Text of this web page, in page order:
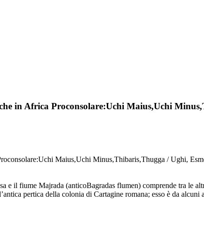
in Africa Proconsolare:Uchi Maius,Uchi
Maius,Uchi Minus,Thibaris,Thugga / Ughi,
e il fiume Majrada (anticoBagradas flumen) comprende tra
pertica della colonia di Cartagine romana; esso è da